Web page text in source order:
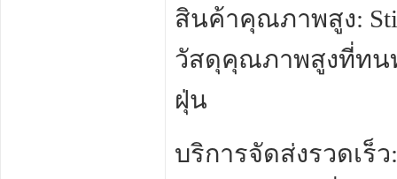
สินค้าคุณภาพสูง:
วัสดุคุณภาพสูงที่ทน
ฝุ่น
บริการจัดส่งรวดเร็